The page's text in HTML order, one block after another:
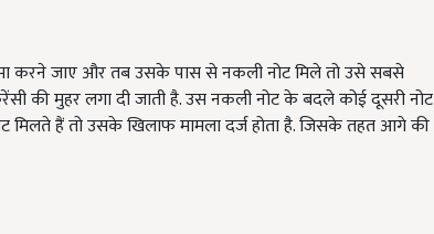
करने जाए और तब उसके पास से नकली नोट मिले तो उसे सबसे
की मुहर लगा दी जाती है. उस नकली नोट के बदले कोई दूसरी नोट
मिलते हैं तो उसके खिलाफ मामला दर्ज होता है. जिसके तहत आगे की